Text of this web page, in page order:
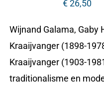
€26,50
Wijnand Galama, Gaby
Kraaijvanger (1898-
Kraaijvanger (1903-
traditionalisme en